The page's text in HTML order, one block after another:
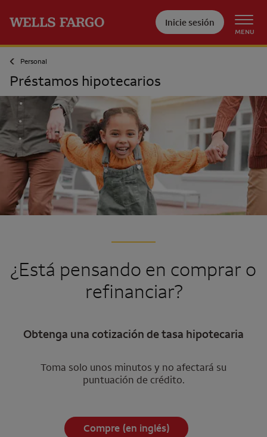
Inicie sesión
MENU
Personal
Préstamos hipotecarios
¿Está pensando en comprar o
refinanciar?
Obtenga una cotización de tasa hipotecaria
Toma solo unos minutos y no afectará su
puntuación de crédito.
Compre (en inglés)